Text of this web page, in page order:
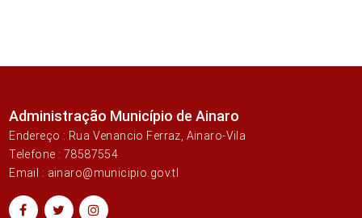
Administração Município de Ainaro
Endereço : Rua Venancio Ferraz, Ainaro-Vila
Telefone : 78587554
Email : ainaro@municipio.gov.tl